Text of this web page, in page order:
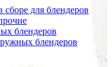
для блендеров
блендеров
блендеров